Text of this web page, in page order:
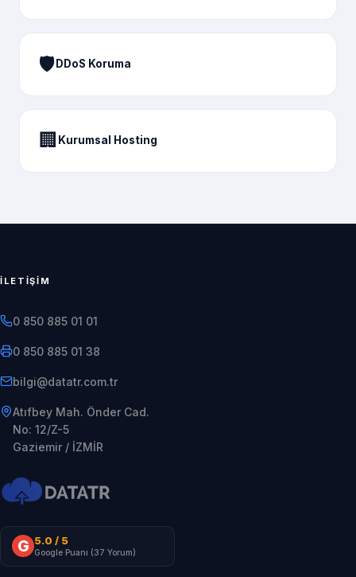
🛡️ DDoS Koruma
🏢 Kurumsal Hosting
İLETIŞIM
0 850 885 01 01
0 850 885 01 38
rt.moc.rtatad@iglib
Atıfbey Mah. Önder Cad.
No: 12/Z-5
Gaziemir / İZMİR
G 5.0 / 5
Google Puanı (37 Yorum)